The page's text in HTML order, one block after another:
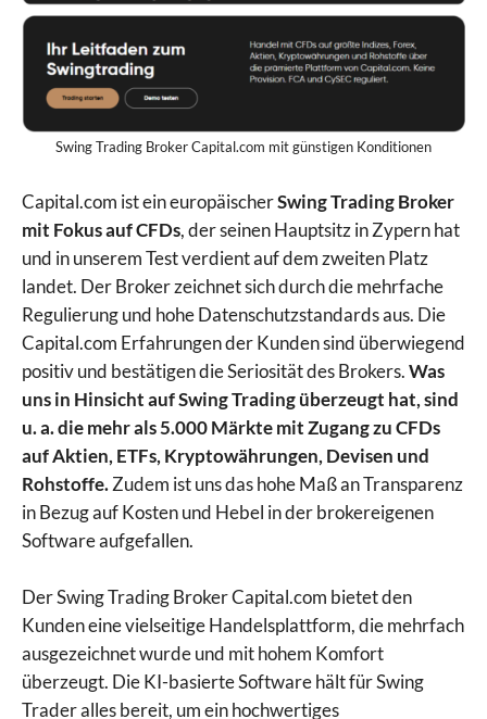
Swing Trading Broker Capital.com mit günstigen Konditionen
Capital.com ist ein europäischerSwing Trading Broker
mit Fokus auf CFDs, der seinen Hauptsitz in Zypern hat
und in unserem Test verdient auf dem zweiten Platz
landet. Der Broker zeichnet sich durch die mehrfache
Regulierung und hohe Datenschutzstandards aus. Die
Capital.com Erfahrungen der Kunden sind überwiegend
positiv und bestätigen die Seriosität des Brokers.Was
uns in Hinsicht auf Swing Trading überzeugt hat, sind
u. a. die mehr als 5.000 Märkte mit Zugang zu CFDs
auf Aktien, ETFs, Kryptowährungen, Devisen und
Rohstoffe.Zudem ist uns das hohe Maß an Transparenz
in Bezug auf Kosten und Hebel in der brokereigenen
Software aufgefallen.
Der Swing Trading Broker Capital.com bietet den
Kunden eine vielseitige Handelsplattform, die mehrfach
ausgezeichnet wurde und mit hohem Komfort
überzeugt. Die KI-basierte Software hält für Swing
Trader alles bereit, um ein hochwertiges